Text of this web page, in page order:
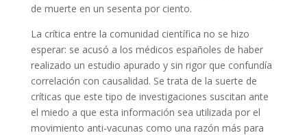
de muerte en un sesenta por ciento.
La crítica entre la comunidad científica no se hizo
esperar: se acusó a los médicos españoles de haber
realizado un estudio apurado y sin rigor que confundía
correlación con causalidad. Se trata de la suerte de
críticas que este tipo de investigaciones suscitan ante
el miedo a que esta información sea utilizada por el
movimiento anti-vacunas como una razón más para